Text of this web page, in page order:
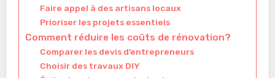
Faire appel à des artisans locaux
Prioriser les projets essentiels
Comment réduire les coûts de rénovation?
Comparer les devis d’entrepreneurs
Choisir des travaux DIY